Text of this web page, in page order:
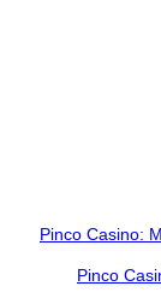
Pinco Casino:
Pinco